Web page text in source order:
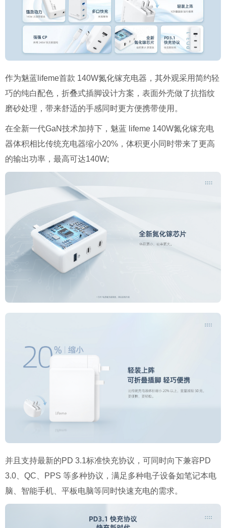
作为魅蓝lifeme首款 140W氮化镓充电器，其外观采用简约轻
巧的纯白配色，折叠式插脚设计方案，表面外壳做了抗指纹
磨砂处理，带来舒适的手感同时更方便携带使用。
在全新一代GaN技术加持下，魅蓝 lifeme 140W氮化镓充电
器体积相比传统充电器缩小20%，体积更小同时带来了更高
的输出功率，最高可达140W;
并且支持最新的PD 3.1标准快充协议，可同时向下兼容PD
3.0、QC、PPS 等多种协议，满足多种电子设备如笔记本电
脑、智能手机、平板电脑等同时快速充电的需求。